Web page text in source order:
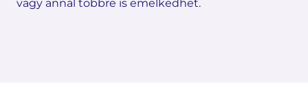
vagy annál többre is emelkedhet.